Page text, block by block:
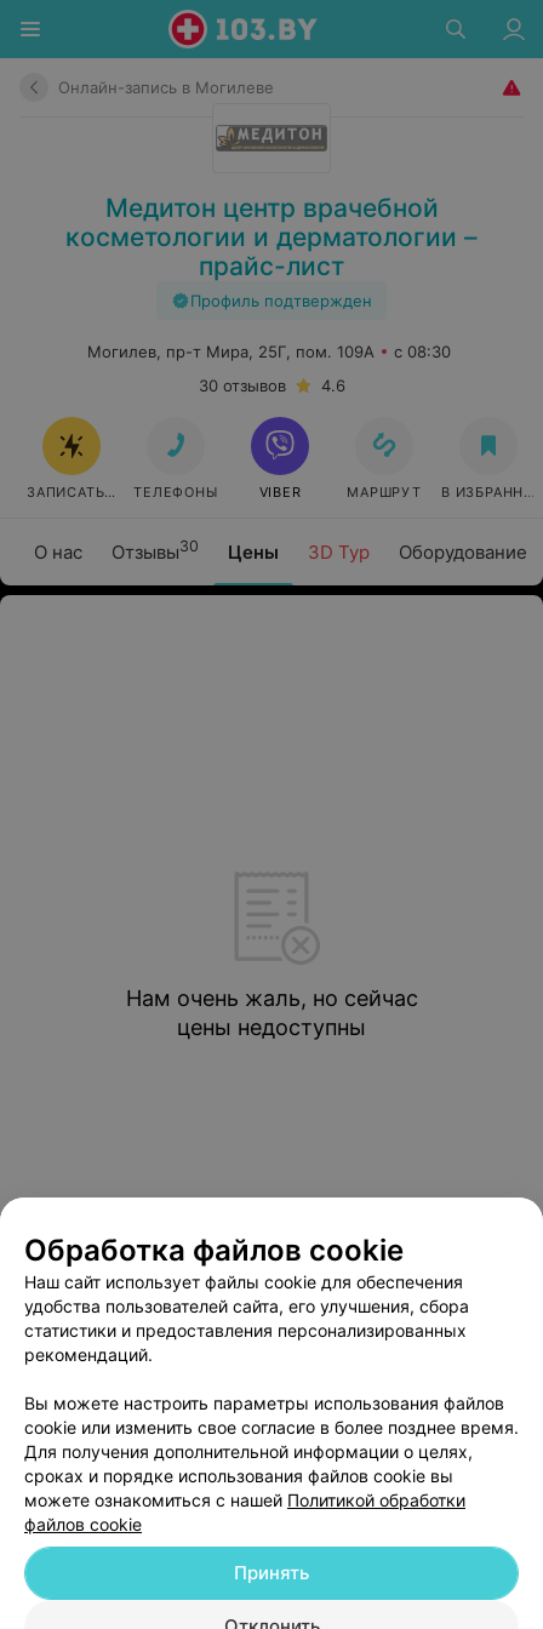
Онлайн-запись в Могилеве
Медитон центр врачебной
косметологии и дерматологии –
прайс-лист
Профиль подтвержден
О нас Отзывы30 Цены 3D Тур Оборудование
Могилев, пр-т Мира, 25Г, пом. 109А
с 08:30
30 отзывов
4.6
ЗАПИСАТЬСЯ ОНЛАЙН
ТЕЛЕФОНЫ VIBER МАРШРУТ В ИЗБРАННОЕ
Нам очень жаль, но сейчас
цены недоступны
Медицинский маркетинг
Публичный договор
Пользовательское соглашение
Способы оплаты
Вакансии
Партнеры
Обработка файлов cookie
Наш сайт использует файлы cookie для обеспечения
удобства пользователей сайта, его улучшения, сбора
статистики и предоставления персонализированных
рекомендаций.
Вы можете настроить параметры использования файлов
cookie или изменить свое согласие в более позднее время.
Для получения дополнительной информации о целях,
сроках и порядке использования файлов cookie вы
можете ознакомиться с нашей Политикой обработки
файлов cookie
Принять